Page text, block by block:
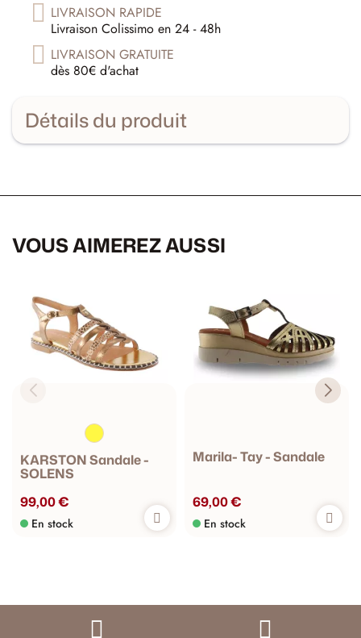
LIVRAISON RAPIDE
Livraison Colissimo en 24 - 48h
LIVRAISON GRATUITE
dès 80€ d'achat
Détails du produit
VOUS AIMEREZ AUSSI
KARSTON Sandale -
SOLENS
99,00 €
En stock
Marila- Tay - Sandale
69,00 €
En stock